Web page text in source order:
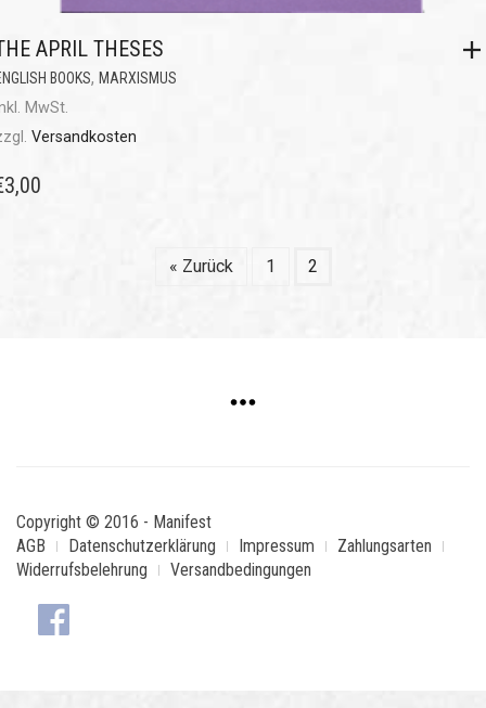
APRIL THESES
BOOKS, MARXISMUS
MwSt.
Versandkosten
3,00
« Zurück 1 2
Copyright © 2016 - Manifest
AGB
Datenschutzerklärung Impressum
Zahlungsarten
Widerrufsbelehrung
Versandbedingungen